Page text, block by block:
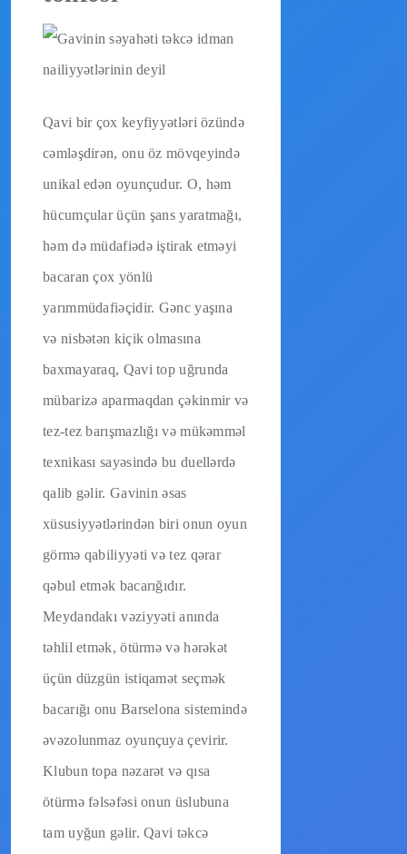
Qavi bir çox keyfiyyətləri özündə
cəmləşdirən, onu öz mövqeyində
unikal edən oyunçudur. O, həm
hücumçular üçün şans yaratmağı,
həm də müdafiədə iştirak etməyi
bacaran çox yönlü
yarımmüdafiəçidir. Gənc yaşına
və nisbətən kiçik olmasına
baxmayaraq, Qavi top uğrunda
mübarizə aparmaqdan çəkinmir və
tez-tez barışmazlığı və mükəmməl
texnikası sayəsində bu duellərdə
qalib gəlir. Gavinin əsas
xüsusiyyətlərindən biri onun oyun
görmə qabiliyyəti və tez qərar
qəbul etmək bacarığıdır.
Meydandakı vəziyyəti anında
təhlil etmək, ötürmə və hərəkət
üçün düzgün istiqamət seçmək
bacarığı onu Barselona sistemində
əvəzolunmaz oyunçuya çevirir.
Klubun topa nəzarət və qısa
ötürmə fəlsəfəsi onun üslubuna
tam uyğun gəlir. Qavi təkcə